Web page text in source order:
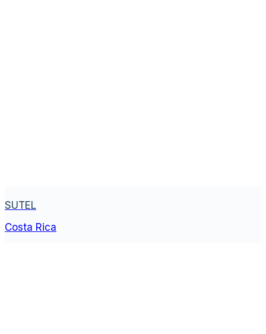
SUTEL
Costa Rica